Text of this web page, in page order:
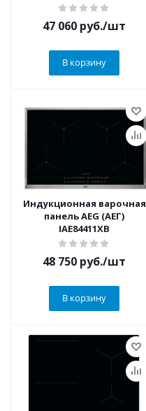
47 060 руб./шт
В корзину
Индукционная варочная
панель AEG (АЕГ)
IAE84411XB
48 750 руб./шт
В корзину